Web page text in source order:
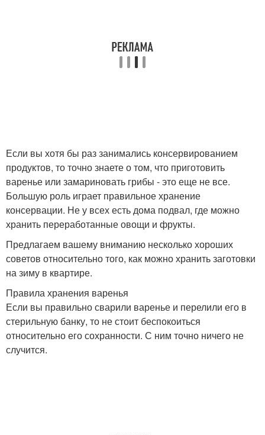
Если вы хотя бы раз занимались консервированием
продуктов, то точно знаете о том, что приготовить
варенье или замариновать грибы - это еще не все.
Большую роль играет правильное хранение
консервации. Не у всех есть дома подвал, где можно
хранить переработанные овощи и фрукты.
Предлагаем вашему вниманию несколько хороших
советов относительно того, как можно хранить заготовки
на зиму в квартире.
Правила хранения варенья
Если вы правильно сварили варенье и перелили его в
стерильную банку, то не стоит беспокоиться
относительно его сохранности. С ним точно ничего не
случится.